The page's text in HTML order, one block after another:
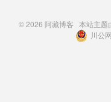
© 2026 阿藏博客 本站主题
川公